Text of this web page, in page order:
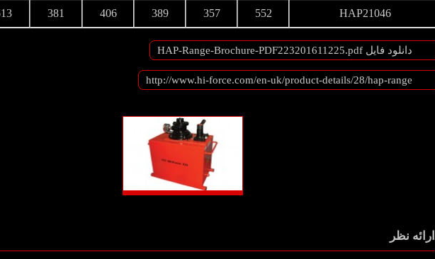
HAP21046
552
357
389
406
381
دانلود فایل HAP-Range-Brochure-PDF223201611225.pdf
http://www.hi-force.com/en-uk/product-details/28/hap-range
ارائه نظر